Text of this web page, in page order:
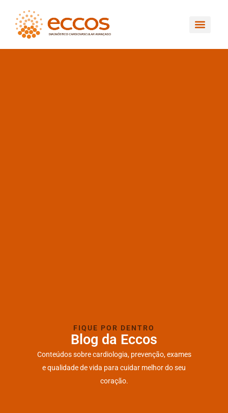
FIQUE POR DENTRO
Blog da Eccos
Conteúdos sobre cardiologia, prevenção, exames
e qualidade de vida para cuidar melhor do seu
coração.